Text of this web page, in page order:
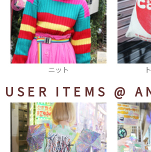
トートバッグ
USER ITEMS @